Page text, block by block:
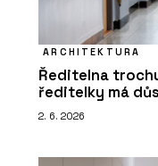
ARCHITEKTURA
Ředitelna
ředitelky má
2. 6. 2026